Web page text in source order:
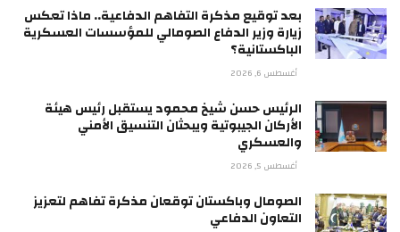
بعد توقيع مذكرة التفاهم الدفاعية.. ماذا تعكس
زيارة وزير الدفاع الصومالي للمؤسسات العسكرية
الباكستانية؟
أغسطس 6, 2026
الرئيس حسن شيخ محمود يستقبل رئيس هيئة
الأركان الجيبوتية ويبحثان التنسيق الأمني
والعسكري
أغسطس 5, 2026
الصومال وباكستان توقعان مذكرة تفاهم لتعزيز
التعاون الدفاعي